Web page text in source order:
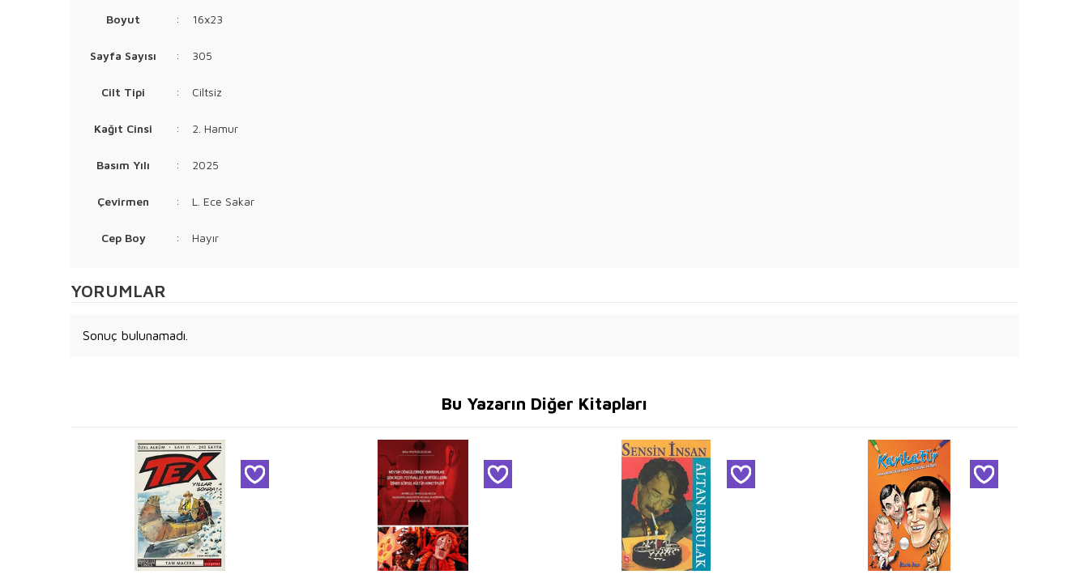
Boyut : 16x23
Sayfa Sayısı : 305
Cilt Tipi : Ciltsiz
Kağıt Cinsi : 2. Hamur
Basım Yılı : 2025
Çevirmen : L. Ece Sakar
Cep Boy : Hayır
YORUMLAR
Sonuç bulunamadı.
Bu Yazarın Diğer Kitapları